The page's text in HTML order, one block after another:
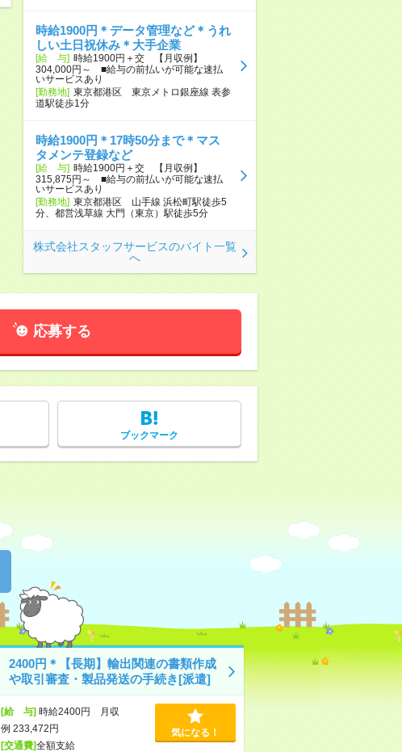
時給1900円＊データ管理など＊うれ
しい土日祝休み＊大手企業
[給 与] 時給1900円＋交 【月収例】
304,000円～ ■給与の前払いが可能な速払
いサービスあり
[勤務地] 東京都港区 東京メトロ銀座線 表参
道駅徒歩1分
時給1900円＊17時50分まで＊マス
タメンテ登録など
[給 与] 時給1900円＋交 【月収例】
315,875円～ ■給与の前払いが可能な速払
いサービスあり
[勤務地] 東京都港区 山手線 浜松町駅徒歩5
分、都営浅草線 大門（東京）駅徒歩5分
株式会社スタッフサービスのバイト一覧
へ
応募する
ブックマーク
2400円＊【長期】輸出関連の書類作成
や取引審査・製品発送の手続き[派遣]
[給 与]時給2400円 月収
例 233,472円
[交通費]全額支給
気になる！